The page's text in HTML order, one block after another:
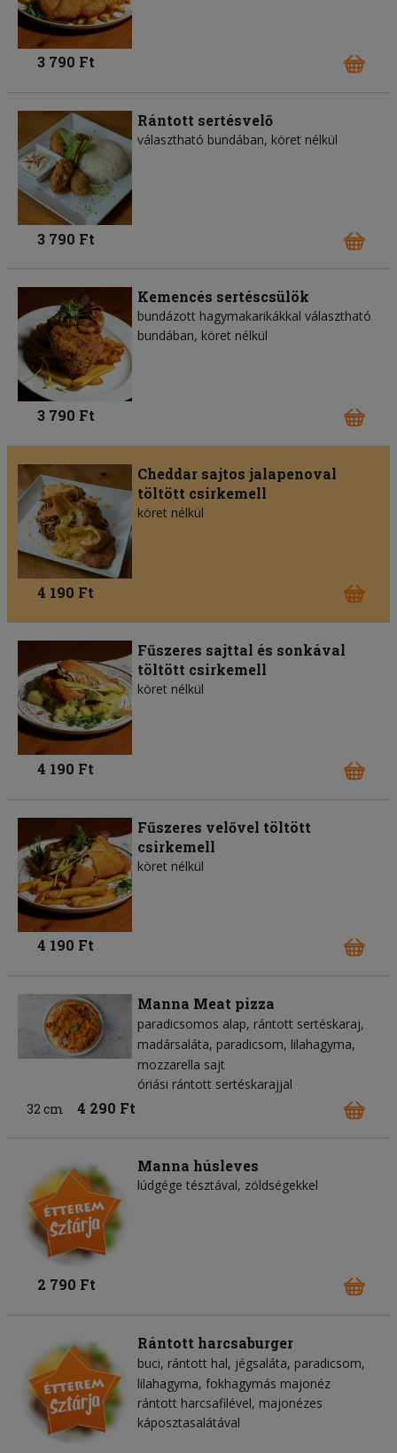
3 790 Ft
Rántott sertésvelő
választható bundában, köret nélkül
3 790 Ft
Kemencés sertéscsülök
bundázott hagymakarikákkal választható
bundában, köret nélkül
3 790 Ft
Cheddar sajtos jalapenoval
töltött csirkemell
köret nélkül
4 190 Ft
Fűszeres sajttal és sonkával
töltött csirkemell
köret nélkül
4 190 Ft
Fűszeres velővel töltött
csirkemell
köret nélkül
4 190 Ft
Manna Meat pizza
paradicsomos alap rántott sertéskaraj
madársaláta paradicsom lilahagyma
mozzarella sajt
óriási rántott sertéskarajjal
32 cm
4 290 Ft
Manna húsleves
lúdgége tésztával, zöldségekkel
2 790 Ft
Rántott harcsaburger
buci rántott hal jégsaláta paradicsom
lilahagyma fokhagymás majonéz
rántott harcsafilével, majonézes
káposztasalátával